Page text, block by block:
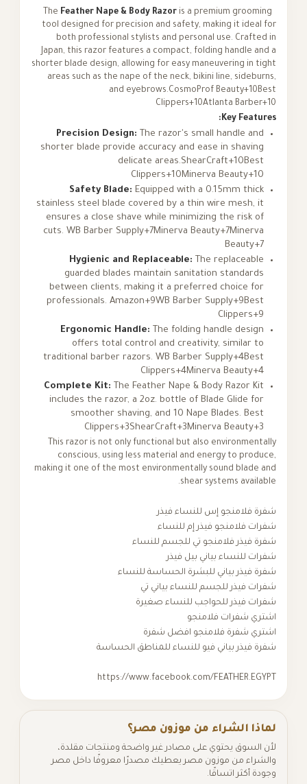
Feather Nape & Body Razoris a premium grooming
tool designed for precision and safety, making it ideal for
both professional stylists and personal use. Crafted in
Japan, this razor features a compact, folding handle and a
shorter blade design, allowing for easy maneuvering in tight
areas such as the nape of the neck, bikini line, sideburns,
and eyebrows.CosmoProf Beauty+10Best
Clippers+10Atlanta Barber+10
Key Features:
Precision Design: The razor's small handle and
shorter blade provide accuracy and ease in shaving
delicate areas.ShearCraft+10Best
Clippers+10Minerva Beauty+10
Safety Blade: Equipped with a 0.15mm thick
stainless steel blade covered by a thin wire mesh, it
ensures a close shave while minimizing the risk of
cuts. WB Barber Supply+7Minerva Beauty+7Minerva
Beauty+7
Hygienic and Replaceable: The replaceable
guarded blades maintain sanitation standards
between clients, making it a preferred choice for
professionals. Amazon+9WB Barber Supply+9Best
Clippers+9
Ergonomic Handle: The folding handle design
offers total control and creativity, similar to
traditional barber razors. WB Barber Supply+4Best
Clippers+4Minerva Beauty+4
Complete Kit: The Feather Nape & Body Razor Kit
includes the razor, a 2oz. bottle of Blade Glide for
smoother shaving, and 10 Nape Blades. Best
Clippers+3ShearCraft+3Minerva Beauty+3
This razor is not only functional but also environmentally
conscious, using less material and energy to produce,
making it one of the most environmentally sound blade and
shear systems available.
شفرة فلامنجو إس للنساء فيذر
شفرات فلامنجو فيذر إم للنساء
شفرة فيذر فلامنجو تي للجسم للنساء
شفرات للنساء بياني بيل فيذر
شفرة فيذر بياني للبشرة الحساسة للنساء
شفرات فيذر للجسم للنساء بياني تي
شفرات فيذر للحواجب للنساء صغيرة
اشتري شفرات فلامنجو
اشتري شفرة فلامنجو افضل شفرة
شفرة فيذر بياني فيو للنساء للمناطق الحساسة
https://www.facebook.com/FEATHER.EGYPT
لماذا الشراء من موزون مصر؟
لأن السوق يحتوي على مصادر غير واضحة ومنتجات مقلدة،
والشراء من موزون مصر يعطيك مصدرًا معروفًا داخل مصر
وجودة أكثر اتساقًا.